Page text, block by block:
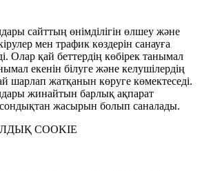
сайттың өнімділігін өлшеу және
мен трафик көздерін санауға
Олар қай беттердің көбірек танымал
екенін білуге және келушілердің
шарлап жатқанын көруге көмектеседі.
жинайтын барлық ақпарат
сондықтан жасырын болып саналады.
COOKIE